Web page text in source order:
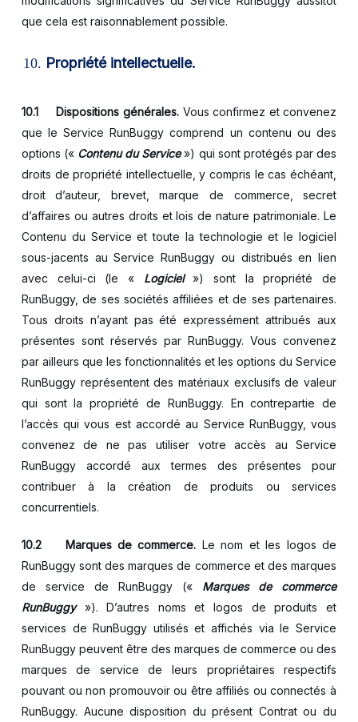
que cela est raisonnablement possible.
Propriété intellectuelle.
10.1 Dispositions générales. Vous confirmez et convenez
que le Service RunBuggy comprend un contenu ou des
options (« Contenu du Service») qui sont protégés par des
droits de propriété intellectuelle, y compris le cas échéant,
droit d’auteur, brevet, marque de commerce, secret
d’affaires ou autres droits et lois de nature patrimoniale. Le
Contenu du Service et toute la technologie et le logiciel
sous-jacents au Service RunBuggy ou distribués en lien
avec celui-ci (le « Logiciel») sont la propriété de
RunBuggy, de ses sociétés affiliées et de ses partenaires.
Tous droits n’ayant pas été expressément attribués aux
présentes sont réservés par RunBuggy. Vous convenez
par ailleurs que les fonctionnalités et les options du Service
RunBuggy représentent des matériaux exclusifs de valeur
qui sont la propriété de RunBuggy. En contrepartie de
l’accès qui vous est accordé au Service RunBuggy, vous
convenez de ne pas utiliser votre accès au Service
RunBuggy accordé aux termes des présentes pour
contribuer à la création de produits ou services
concurrentiels.
10.2 Marques de commerce. Le nom et les logos de
RunBuggy sont des marques de commerce et des marques
de service de RunBuggy (« Marques de commerce
RunBuggy »). D’autres noms et logos de produits et
services de RunBuggy utilisés et affichés via le Service
RunBuggy peuvent être des marques de commerce ou des
marques de service de leurs propriétaires respectifs
pouvant ou non promouvoir ou être affiliés ou connectés à
RunBuggy. Aucune disposition du présent Contrat ou du